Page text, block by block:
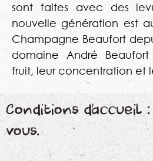
sont faites avec des
nouvelle génération est
Champagne Beaufort
domaine André
fruit, leur concentration et
Conditions
vous.